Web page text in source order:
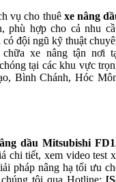
vụ cho thuê xe nâng
phù hợp cho cả nhu
đội ngũ kỹ thuật
xe nâng tận nơi
tại các khu vực
Bình Chánh, Hóc
dầu Mitsubishi
chi tiết, xem video test
pháp nâng hạ tối ưu
tôi qua Hotline: